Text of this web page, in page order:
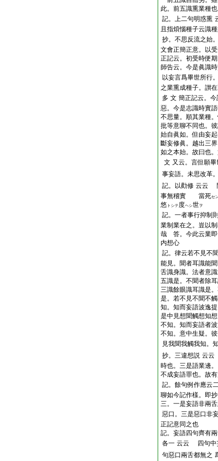
此。前五識熏業種也
記。上二句明惑熏
且指煩惱種子云識
抄。不思反流之始
文會正簡正意。以
正記云。初受時便
師告云。今是眞識
以妄言爲畢世所行
之業熏成種子。讃
多 文 簡正記云。
惡。今是志識時實
不思量。順其業種
批等意聊不同也。
始自眞如。但由妄
斷妄修眞。越出三
如之本始。故曰也
文 又云。言但願
事妄語。未思改革
記。以勸修 云云
事無稽實 當死セ
悠 トシテ度ヘシ世ヲ
記。一者事行抑制
業制業在之。豈以
哉 答。今此云業
内想心
記。律云若不見不
能見。聞者耳識能
舌識身識。法者意
五識是。不聞者除
三識餘眼識耳識是
是。若不見不聞不
知。知而妄語波逸
是中見想聞觸想知
不知。知而妄語者
不知。意中生疑。
見我聞我觸我知。
抄。三違想説 云云
時也。三是語業邊
不成妄語罪也。故
記。餘句例作應云
聊如今記作樣。即
三。一是妄語非兩
惡口。三是惡口非
正記意同之也
記。妄語四句齊有
各一 云云
四句中
句惡口兩舌都無之